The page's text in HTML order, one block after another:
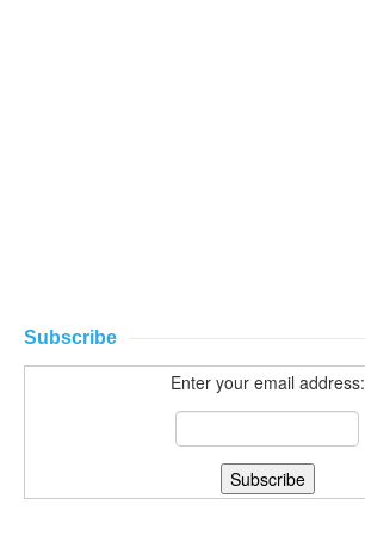
Subscribe
Enter your email address: